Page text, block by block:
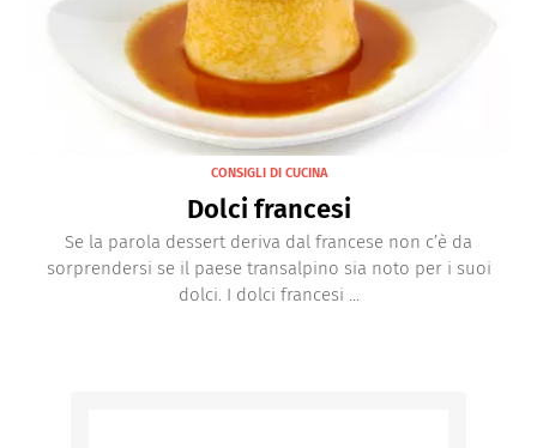
CONSIGLI DI CUCINA
Dolci francesi
Se la parola dessert deriva dal francese non c’è da
sorprendersi se il paese transalpino sia noto per i suoi
dolci. I dolci francesi ...